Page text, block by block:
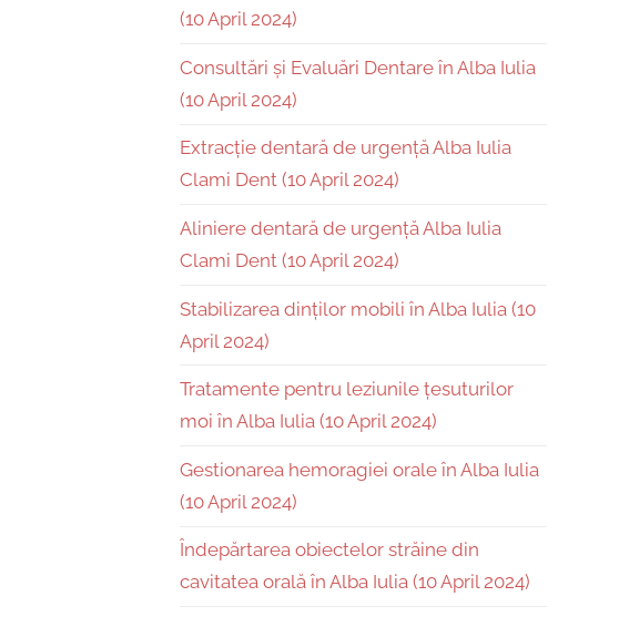
(10 April 2024)
Consultări și Evaluări Dentare în Alba Iulia
(10 April 2024)
Extracție dentară de urgență Alba Iulia
Clami Dent (10 April 2024)
Aliniere dentară de urgență Alba Iulia
Clami Dent (10 April 2024)
Stabilizarea dinților mobili în Alba Iulia (10
April 2024)
Tratamente pentru leziunile țesuturilor
moi în Alba Iulia (10 April 2024)
Gestionarea hemoragiei orale în Alba Iulia
(10 April 2024)
Îndepărtarea obiectelor străine din
cavitatea orală în Alba Iulia (10 April 2024)